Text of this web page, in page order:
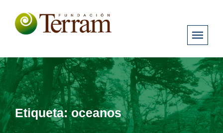
Etiqueta:oceanos